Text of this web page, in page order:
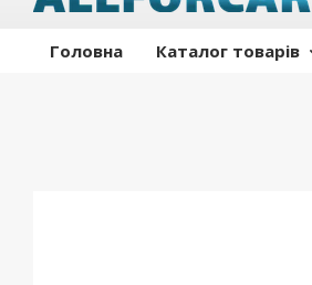
Головна Каталог товарів